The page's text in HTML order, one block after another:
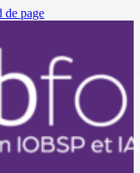
de page